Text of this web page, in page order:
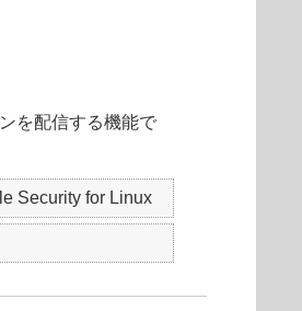
を配信する機能で
Security for Linux